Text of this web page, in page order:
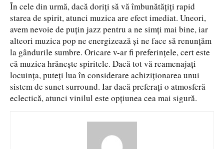
În cele din urmă, dacă doriți să vă îmbunătățiți rapid
starea de spirit, atunci muzica are efect imediat. Uneori,
avem nevoie de puțin jazz pentru a ne simți mai bine, iar
alteori muzica pop ne energizează și ne face să renunțăm
la gândurile sumbre. Oricare v-ar fi preferințele, cert este
că muzica hrănește spiritele. Dacă tot vă reamenajați
locuința, puteți lua în considerare achiziționarea unui
sistem de sunet surround. Iar dacă preferați o atmosferă
eclectică, atunci vinilul este opțiunea cea mai sigură.